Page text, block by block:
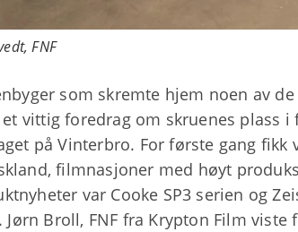
FNF
som skremte hjem noen av
vittig foredrag om skruenes plass
på Vinterbro. For første gang fikk
filmnasjoner med høyt
var Cooke SP3 serien og
Broll, FNF fra Krypton Film viste